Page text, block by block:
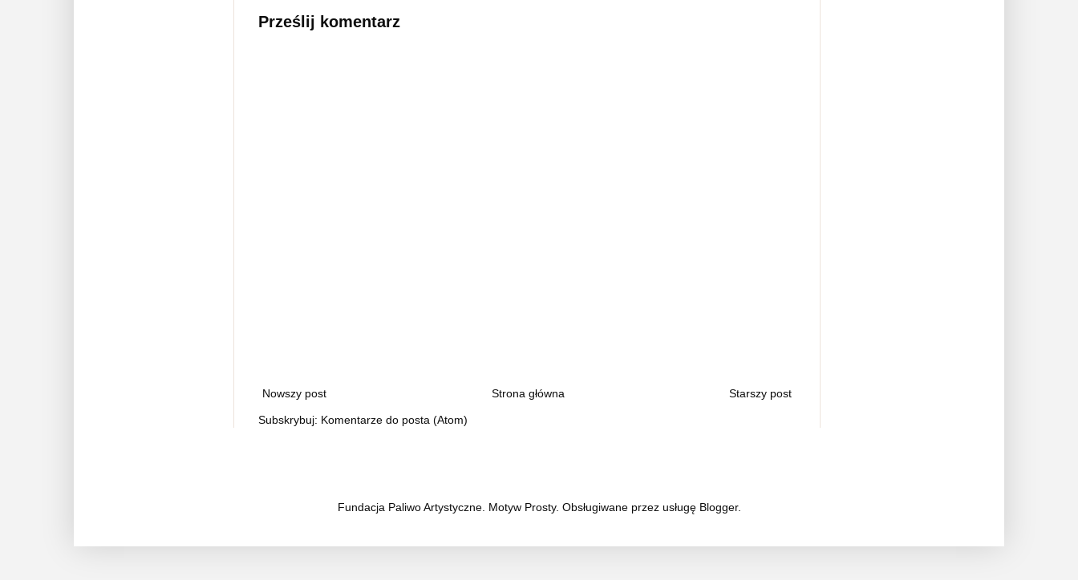
Prześlij komentarz
Nowszy post Starszy post
Strona główna
Subskrybuj: Komentarze do posta (Atom)
Fundacja Paliwo Artystyczne. Motyw Prosty. Obsługiwane przez usługę Blogger.